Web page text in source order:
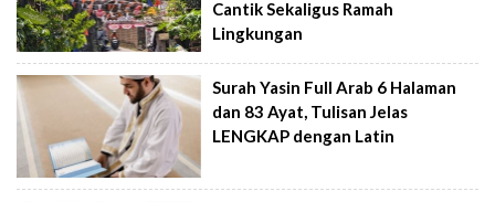
Cantik Sekaligus Ramah
Lingkungan
Surah Yasin Full Arab 6 Halaman
dan 83 Ayat, Tulisan Jelas
LENGKAP dengan Latin